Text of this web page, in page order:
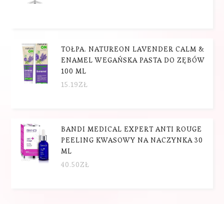
TOŁPA. NATUREON LAVENDER CALM &
ENAMEL WEGAŃSKA PASTA DO ZĘBÓW
100 ML
15.19ZŁ
BANDI MEDICAL EXPERT ANTI ROUGE
PEELING KWASOWY NA NACZYNKA 30
ML
40.50ZŁ